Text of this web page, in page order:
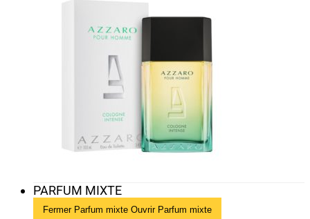
PARFUM MIXTE
Fermer Parfum mixte Ouvrir Parfum mixte